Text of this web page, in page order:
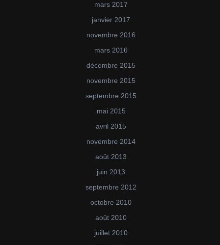
mars 2017
janvier 2017
novembre 2016
mars 2016
décembre 2015
novembre 2015
septembre 2015
mai 2015
avril 2015
novembre 2014
août 2013
juin 2013
septembre 2012
octobre 2010
août 2010
juillet 2010